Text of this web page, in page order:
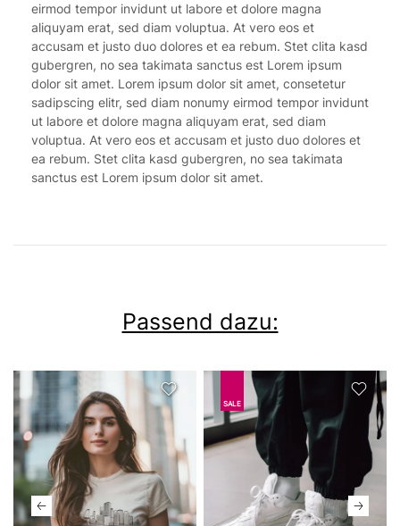
eirmod tempor invidunt ut labore et dolore magna
aliquyam erat, sed diam voluptua. At vero eos et
accusam et justo duo dolores et ea rebum. Stet clita kasd
gubergren, no sea takimata sanctus est Lorem ipsum
dolor sit amet. Lorem ipsum dolor sit amet, consetetur
sadipscing elitr, sed diam nonumy eirmod tempor invidunt
ut labore et dolore magna aliquyam erat, sed diam
voluptua. At vero eos et accusam et justo duo dolores et
ea rebum. Stet clita kasd gubergren, no sea takimata
sanctus est Lorem ipsum dolor sit amet.
Passend dazu:
SALE